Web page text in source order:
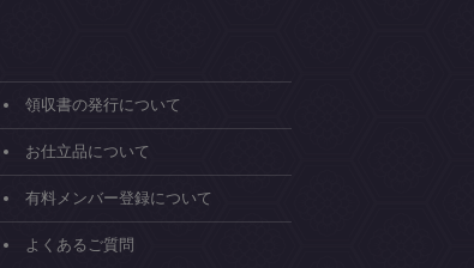
領収書の発行について
お仕立品について
有料メンバー登録について
よくあるご質問